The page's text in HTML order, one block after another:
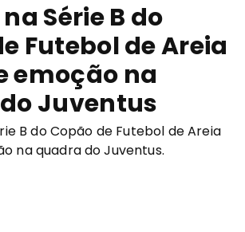
Série B do
Futebol de Areia
emoção na
Juventus
B do Copão de Futebol de Areia
na quadra do Juventus.